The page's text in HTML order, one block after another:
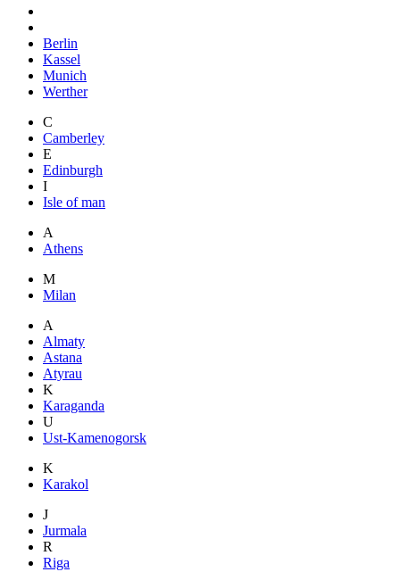
Berlin
Kassel
Munich
Werther
C
Camberley
E
Edinburgh
I
Isle of man
A
Athens
M
Milan
A
Almaty
Astana
Atyrau
K
Karaganda
U
Ust-Kamenogorsk
K
Karakol
J
Jurmala
R
Riga